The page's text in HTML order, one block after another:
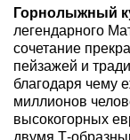
Горнолыжный
легендарного
сочетание
пейзажей и
благодаря чему
миллионов
высокогорных
двумя Т-